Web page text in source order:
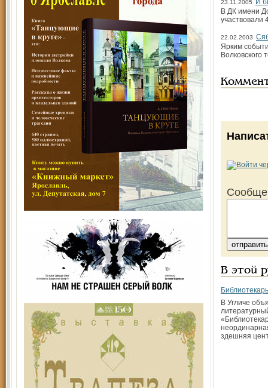
23.11.2005
И
В ДК имени
участвовали
22.02.2003
Ярким
Волковского
В этой
В Угличе
здешняя